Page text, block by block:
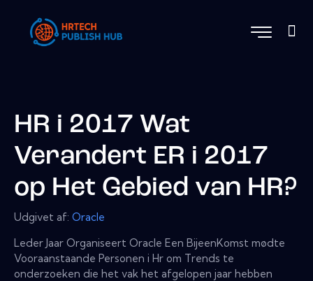
HR i 2017 Wat
Verandert ER i 2017
op Het Gebied van HR?
Udgivet af: Oracle
Leder Jaar Organiseert Oracle Een BijeenKomst mødte
Vooraanstaande Personen i Hr om Trends te
onderzoeken die het vak het afgelopen jaar hebben